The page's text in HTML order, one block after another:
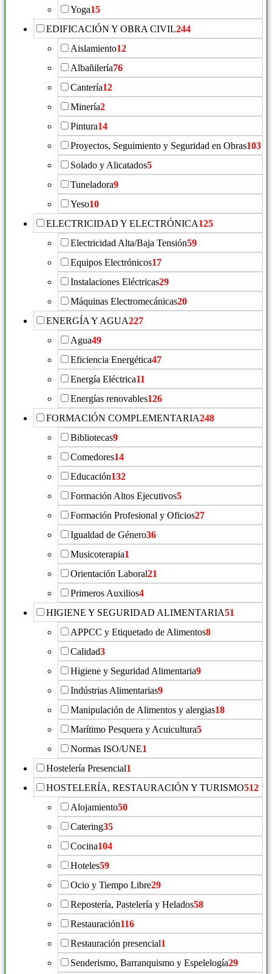
Yoga15
EDIFICACIÓN Y OBRA CIVIL244
Aislamiento12
Albañilería76
Cantería12
Minería2
Pintura14
Proyectos, Seguimiento y Seguridad en Obras103
Solado y Alicatados5
Tuneladora9
Yeso10
ELECTRICIDAD Y ELECTRÓNICA125
Electricidad Alta/Baja Tensión59
Equipos Electrónicos17
Instalaciones Eléctricas29
Máquinas Electromecánicas20
ENERGÍA Y AGUA227
Agua49
Eficiencia Energética47
Energía Eléctrica11
Energías renovables126
FORMACIÓN COMPLEMENTARIA248
Bibliotecas9
Comedores14
Educación132
Formación Altos Ejecutivos5
Formación Profesional y Oficios27
Igualdad de Género36
Musicoterapia1
Orientación Laboral21
Primeros Auxilios4
HIGIENE Y SEGURIDAD ALIMENTARIA51
APPCC y Etiquetado de Alimentos8
Calidad3
Higiene y Seguridad Alimentaria9
Indústrias Alimentarias9
Manipulación de Alimentos y alergias18
Marítimo Pesquera y Acuicultura5
Normas ISO/UNE1
Hostelería Presencial1
HOSTELERÍA, RESTAURACIÓN Y TURISMO512
Alojamiento50
Catering35
Cocina104
Hoteles59
Ocio y Tiempo Libre29
Repostería, Pastelería y Helados58
Restauración116
Restauración presencial1
Senderismo, Barranquismo y Espelelogía29